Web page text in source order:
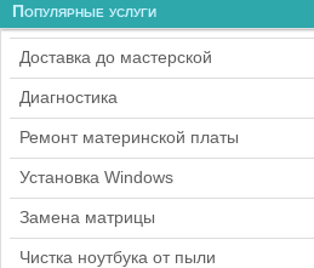
Популярные услуги
Доставка до мастерской
Диагностика
Ремонт материнской платы
Установка Windows
Замена матрицы
Чистка ноутбука от пыли